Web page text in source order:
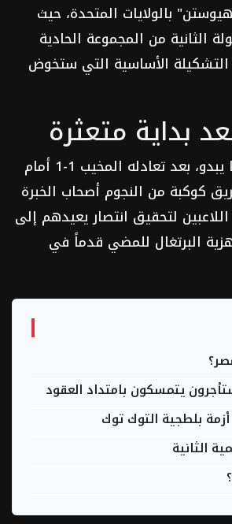
بالولايات المتحدة، حيث
الثانية من المجموعة الحادية
مارتينيز عن التشكيلة الأساسية التي ستخوض
بداية متعثرة
يدخل المنتخب البرتغالي المباراة وهو تحت ضغط كبير، على ما يبدو، بعد تعادله المخيب 1-1 أمام
كوكبة من النجوم أصحاب الخبرة
لتحقيق انتصار يعيدهم إلى
البرتغال للمضي قدماً في
يتمسكون بامتداد العقود
الثانية